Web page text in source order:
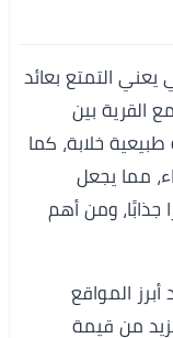
يعني التمتع بعائد
القرية بين
طبيعية خلابة، كما
مما يجعل
جذابًا، ومن أهم
المواقع
من قيمة